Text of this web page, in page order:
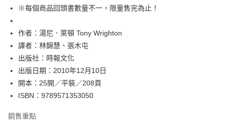
宅配
每筆NT$100，滿NT$499(含以上)免運費
※每個商品回頭書數量不一，限量售完為止！
作者：湯尼．萊頓 Tony Wrighton
譯者：林錦慧、張木屯
出版社：時報文化
出版日期：2010年12月10日
開本：25開／平裝／208頁
ISBN：9789571353050
銷售重點